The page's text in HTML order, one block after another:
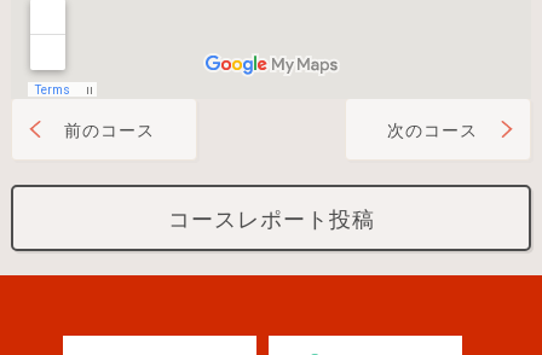
次のコース
前のコース
コースレポート投稿